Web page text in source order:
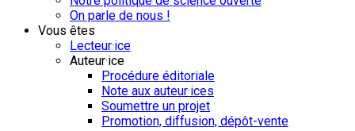
On parle de nous !
Vous êtes
Lecteur·ice
Auteur·ice
Procédure éditoriale
Note aux auteur·ices
Soumettre un projet
Promotion, diffusion, dépôt-vente